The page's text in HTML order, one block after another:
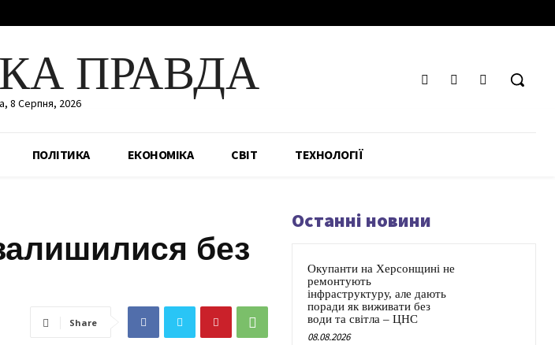
ПРАВДА
8 Серпня, 2026
ПОЛІТИКА ЕКОНОМІКА СВІТ ТЕХНОЛОГІЇ
без
Share
Останні новини
Окупанти на Херсонщині не
ремонтують
інфраструктуру, але дають
поради як виживати без
води та світла – ЦНС
08.08.2026